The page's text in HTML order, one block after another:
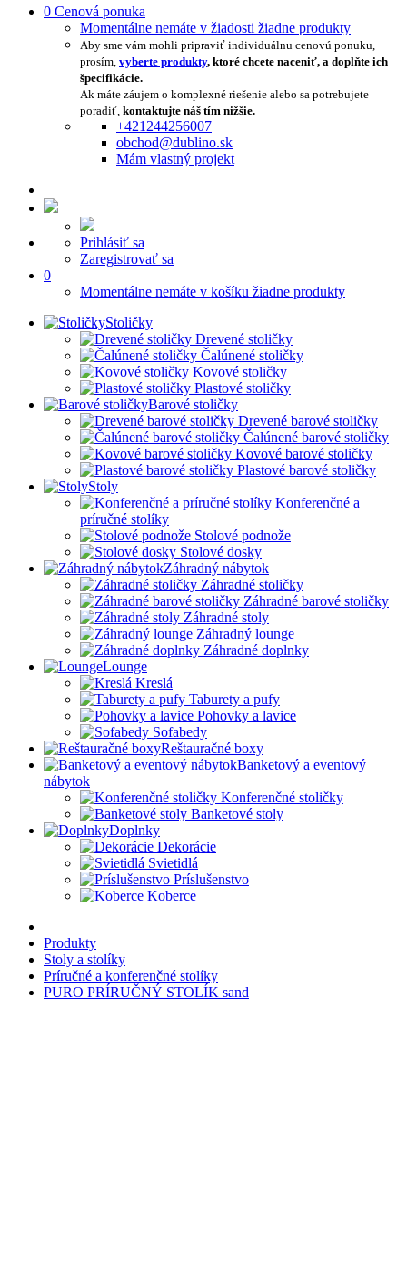
0 Cenová ponuka
Momentálne nemáte v žiadosti žiadne produkty
Aby sme vám mohli pripraviť individuálnu cenovú ponuku,
prosím, vyberte produkty, ktoré chcete naceniť, a doplňte ich
špecifikácie.
Ak máte záujem o komplexné riešenie alebo sa potrebujete
poradiť, kontaktujte náš tím nižšie.
+421244256007
obchod@dublino.sk
Mám vlastný projekt
Prihlásiť sa
Zaregistrovať sa
0
Momentálne nemáte v košíku žiadne produkty
Stoličky
Drevené stoličky
Čalúnené stoličky
Kovové stoličky
Plastové stoličky
Barové stoličky
Drevené barové stoličky
Čalúnené barové stoličky
Kovové barové stoličky
Plastové barové stoličky
Stoly
Konferenčné a
príručné stolíky
Stolové podnože
Stolové dosky
Záhradný nábytok
Záhradné stoličky
Záhradné barové stoličky
Záhradné stoly
Záhradný lounge
Záhradné doplnky
Lounge
Kreslá
Taburety a pufy
Pohovky a lavice
Sofabedy
Reštauračné boxy
Banketový a eventový
nábytok
Konferenčné stoličky
Banketové stoly
Doplnky
Dekorácie
Svietidlá
Príslušenstvo
Koberce
Produkty
Stoly a stolíky
Príručné a konferenčné stolíky
PURO PRÍRUČNÝ STOLÍK sand